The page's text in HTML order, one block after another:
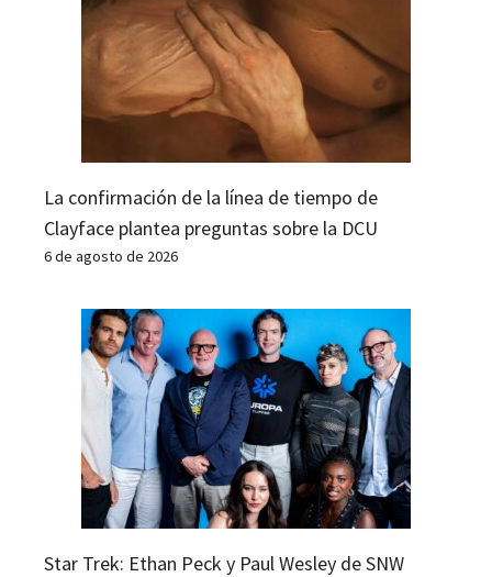
La confirmación de la línea de tiempo de
Clayface plantea preguntas sobre la DCU
6 de agosto de 2026
Star Trek: Ethan Peck y Paul Wesley de SNW